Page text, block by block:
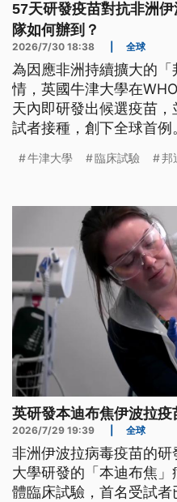
57天研發疫苗對抗非洲
隊如何辦到？
2026/7/30 18:38 全球
為因應非洲持續擴大的
情，英國牛津大學在
天內即研發出候選疫苗
試者接種，創下全球首例
牛津大學 臨床試驗 邦
英研發本迪布焦伊波拉
2026/7/29 19:39 全球
非洲伊波拉病毒疫苗的
大學研發的「本迪布焦
體臨床試驗，首名受試